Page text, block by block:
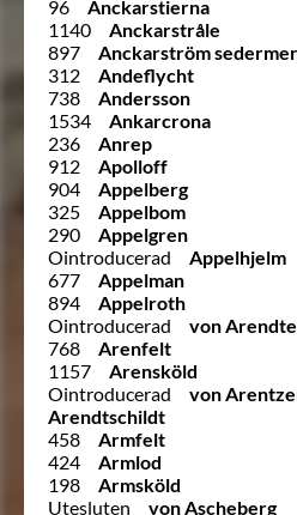
96
Anckarstierna
1140
Anckarstråle
897
Anckarström
312
Andeflycht
738
Andersson
1534
Ankarcrona
236
Anrep
912
Apolloff
904
Appelberg
325
Appelbom
290
Appelgren
Ointroducerad
Appelhjelm
677
Appelman
894
Appelroth
Ointroducerad
von
768
Arenfelt
1157
Arensköld
Ointroducerad
von
Arendtschildt
458
Armfelt
424
Armlod
198
Armsköld
Utesluten
von Ascheberg